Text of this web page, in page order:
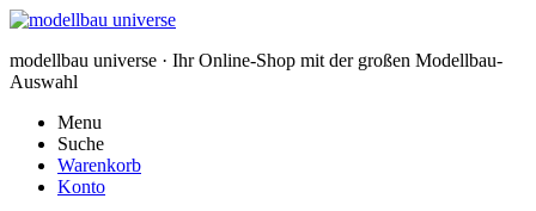
modellbau universe · Ihr Online-Shop mit der großen Modellbau-
Auswahl
Menu
Suche
Warenkorb
Konto